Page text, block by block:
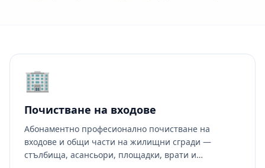
🏢
Почистване на входове
Абонаментно професионално почистване на
входове и общи части на жилищни сгради —
стълбища, асансьори, площадки, врати и